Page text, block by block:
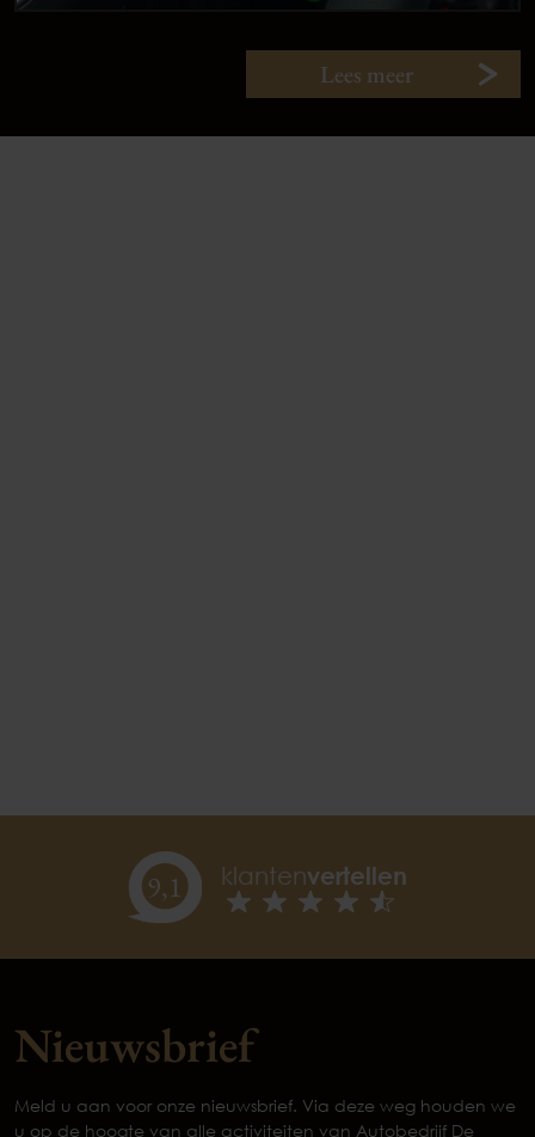
Lees meer
9,1 klantenvertellen
Nieuwsbrief
Meld u aan voor onze nieuwsbrief. Via deze weg houden we
u op de hoogte van alle activiteiten van Autobedrijf De